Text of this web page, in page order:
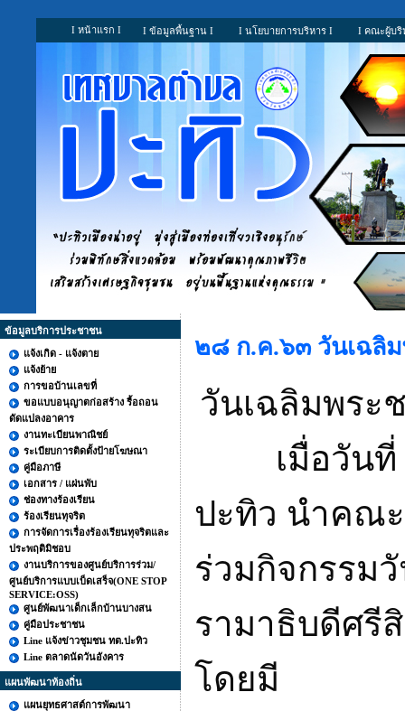
I หน้าแรก I I ข้อมูลพื้นฐาน I I นโยบายการบริหาร I I คณะผู้บริ
ข้อมูลบริการประชาชน
แจ้งเกิด - แจ้งตาย
แจ้งย้าย
การขอบ้านเลขที่
ขอแบบอนุญาตก่อสร้าง รื้อถอน
ดัดแปลงอาคาร
งานทะเบียนพาณิชย์
ระเบียบการติดตั้งป้ายโฆษณา
คู่มือภาษี
เอกสาร / แผ่นพับ
ช่องทางร้องเรียน
ร้องเรียนทุจริต
การจัดการเรื่องร้องเรียนทุจริตและ
ประพฤติมิชอบ
งานบริการของศูนย์บริการร่วม/
ศูนย์บริการแบบเบ็ดเสร็จ(ONE STOP
SERVICE:OSS)
ศูนย์พัฒนาเด็กเล็กบ้านบางสน
คู่มือประชาชน
Line แจ้งข่าวชุมชน ทต.ปะทิว
Line ตลาดนัดวันอังคาร
แผนพัฒนาท้องถิ่น
แผนยุทธศาสต์การพัฒนา
๒๘ ก.ค.๖๓ วันเฉลิ
วันเฉลิมพระ
เมื่อวัน
ปะทิว นำคณ
ร่วมกิจกรรม
รามาธิบดีศรี
โดยมี